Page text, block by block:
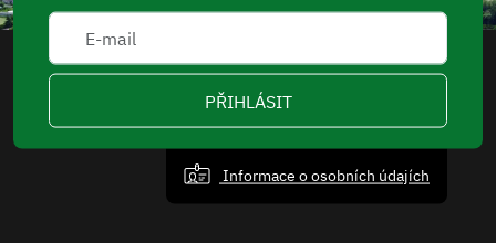
PŘIHLÁSIT
Informace o osobních údajích